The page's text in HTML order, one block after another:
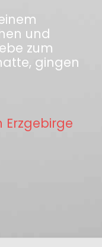
und
zum
gingen
Erzgebirge